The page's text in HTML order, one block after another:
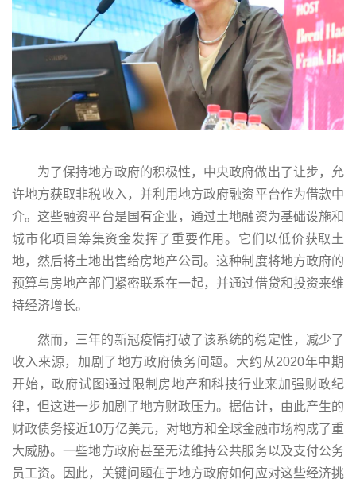
为了保持地方政府的积极性，中央政府做出了让步，允
许地方获取非税收入，并利用地方政府融资平台作为借款中
介。这些融资平台是国有企业，通过土地融资为基础设施和
城市化项目筹集资金发挥了重要作用。它们以低价获取土
地，然后将土地出售给房地产公司。这种制度将地方政府的
预算与房地产部门紧密联系在一起，并通过借贷和投资来维
持经济增长。
然而，三年的新冠疫情打破了该系统的稳定性，减少了
收入来源，加剧了地方政府债务问题。大约从2020年中期
开始，政府试图通过限制房地产和科技行业来加强财政纪
律，但这进一步加剧了地方财政压力。据估计，由此产生的
财政债务接近10万亿美元，对地方和全球金融市场构成了重
大威胁。一些地方政府甚至无法维持公共服务以及支付公务
员工资。因此，关键问题在于地方政府如何应对这些经济挑